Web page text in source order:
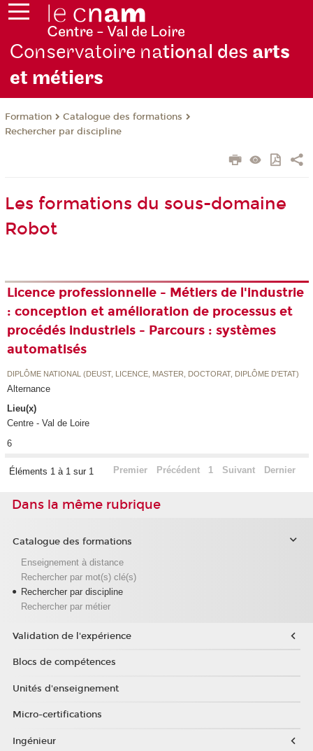
Conservatoire national des arts
et métiers
Formation
Catalogue des formations
Rechercher par discipline
Les formations du sous-domaine
Robot
Licence professionnelle - Métiers de l'industrie
: conception et amélioration de processus et
procédés industriels - Parcours : systèmes
automatisés
DIPLÔME NATIONAL (DEUST, LICENCE, MASTER, DOCTORAT, DIPLÔME D'ETAT)
Alternance
Lieu(x)
Centre - Val de Loire
6
Éléments 1 à 1 sur 1 Premier Précédent 1 Suivant Dernier
Dans la même rubrique
Catalogue des formations
Enseignement à distance
Rechercher par mot(s) clé(s)
Rechercher par discipline
Rechercher par métier
Validation de l'expérience
Blocs de compétences
Unités d'enseignement
Micro-certifications
Ingénieur